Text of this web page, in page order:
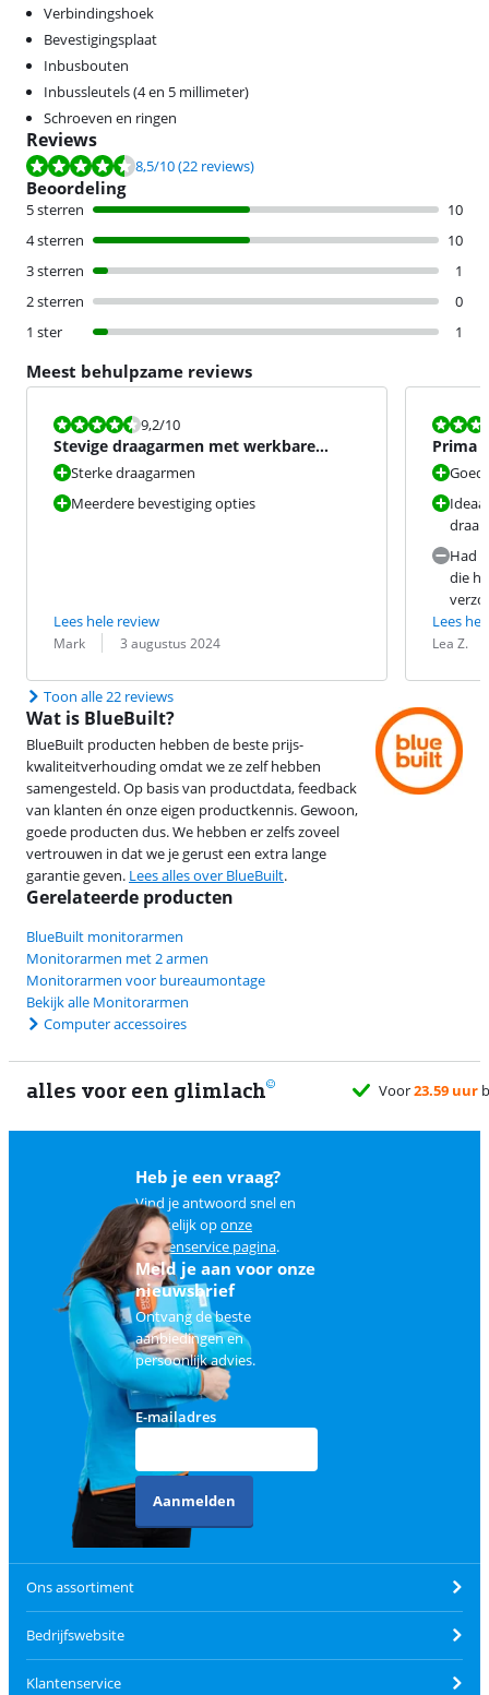
Verbindingshoek
Bevestigingsplaat
Inbusbouten
Inbussleutels (4 en 5 millimeter)
Schroeven en ringen
Reviews
Beoordeling is 8,5 van de 10, gebaseerd op 22 reviews.
8,5/10(22 reviews)
Beoordeling
5 sterren
10
4 sterren
10
3 sterren
1
2 sterren
0
1 ster
1
Meest behulpzame reviews
Beoordeling is 9,2 van de 10.
9,2/10
Stevige draagarmen met werkbare
installatie.
Sterke draagarmen
Meerdere bevestiging opties
Lees hele review
Beoordeling door:
Mark
Datum: 3 augustus 2024
Prima
Had
die
Lees
Lea Z.
Datum:
Toon alle 22 reviews
Wat is BlueBuilt?
BlueBuilt producten hebben de beste prijs-
kwaliteitverhouding omdat we ze zelf hebben
samengesteld. Op basis van productdata, feedback
van klanten én onze eigen productkennis. Gewoon,
goede producten dus. We hebben er zelfs zoveel
vertrouwen in dat we je gerust een extra lange
garantie geven. Lees alles over BlueBuilt.
Gerelateerde producten
BlueBuilt monitorarmen
Monitorarmen met 2 armen
Monitorarmen voor bureaumontage
Bekijk alle Monitorarmen
Computer accessoires
alles voor een glimlach
Heb je een vraag?
Vind je antwoord snel en
makkelijk oponze
klantenservice pagina.
Meld je aan voor onze
nieuwsbrief
Ontvang de beste
aanbiedingen en
persoonlijk advies.
E-mailadres
Aanmelden
Ons assortiment
Bedrijfswebsite
Klantenservice